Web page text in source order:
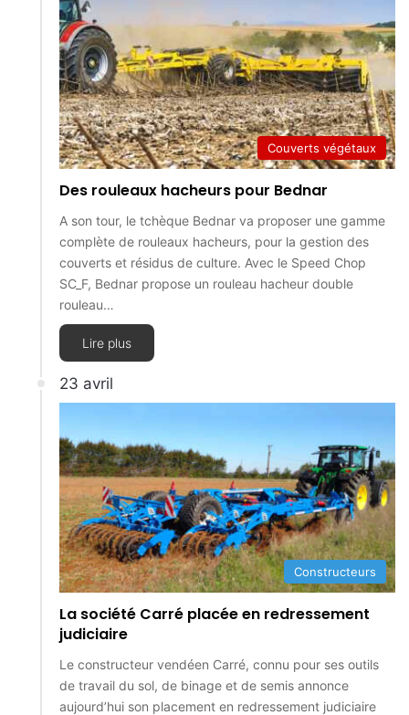
Couverts végétaux
Des rouleaux hacheurs pour Bednar
A son tour, le tchèque Bednar va proposer une gamme
complète de rouleaux hacheurs, pour la gestion des
couverts et résidus de culture. Avec le Speed Chop
SC_F, Bednar propose un rouleau hacheur double
rouleau…
Lire plus
23 avril
Constructeurs
La société Carré placée en redressement
judiciaire
Le constructeur vendéen Carré, connu pour ses outils
de travail du sol, de binage et de semis annonce
aujourd’hui son placement en redressement judiciaire